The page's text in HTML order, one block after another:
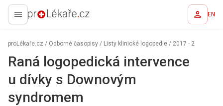
proLékaře.cz EN
proLékaře.cz / Odborné časopisy / Listy klinické logopedie / 2017 - 2
Raná logopedická intervence
u dívky s Downovým
syndromem